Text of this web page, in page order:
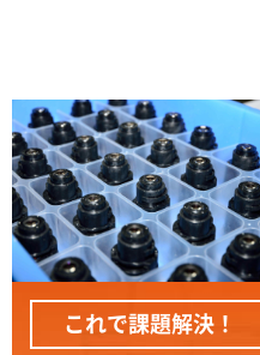
安井株式会社
RP東プラ株式会社
ニッポー株式会社
金山化成株式会社
真空成形と熱プレス成形
の違い
樹脂型・石膏型の真空成
型とは
真空成形とブロー成形の
違い
これで課題解決！